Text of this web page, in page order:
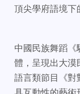
頂尖學府語境下
中國民族舞蹈
體，呈現出大漠
語言類節目《對